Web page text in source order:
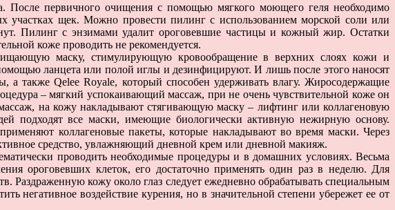
первичного очищения с помощью мягкого моющего геля необходимо
участках щек. Можно провести пилинг с использованием морской соли или
Пилинг с энзимами удалит ороговевшие частицы и кожный жир. Остатки
коже проводить не рекомендуется.
маску, стимулирующую кровообращение в верхних слоях кожи и
ланцета или полой иглы и дезинфицируют. И лишь после этого наносят
также Qelee Royale, который способен удерживать влагу. Жиросодержащие
– мягкий успокаивающий массаж, при не очень чувствительной коже он
на кожу накладывают стягивающую маску – лифтинг или коллагеновую
все маски, имеющие биологически активную нежирную основу.
коллагеновые пакеты, которые накладывают во время маски. Через
средство, увлажняющий дневной крем или дневной макияж.
проводить необходимые процедуры и в домашних условиях. Весьма
ороговевших клеток, его достаточно применять один раз в неделю. Для
кожу около глаз следует ежедневно обрабатывать специальным
негативное воздействие курения, но в значительной степени убережет ее от